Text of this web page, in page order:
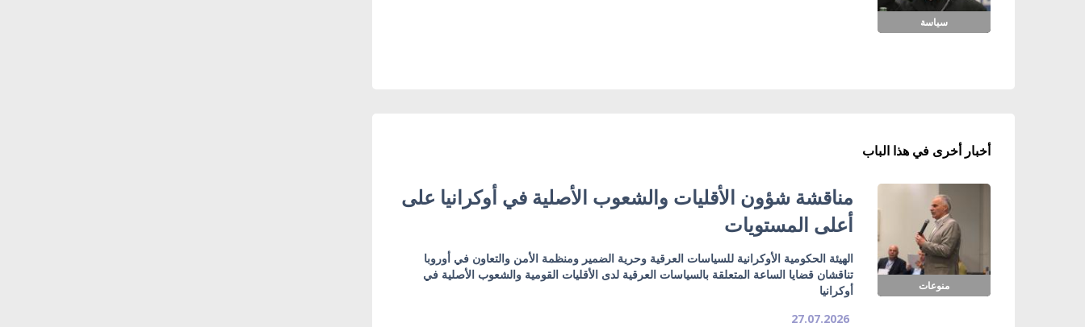
سياسة
أخبار أخرى في هذا الباب
منوعات
مناقشة شؤون الأقليات والشعوب الأصلية في أوكرانيا على
أعلى المستويات
الهيئة الحكومية الأوكرانية للسياسات العرقية وحرية الضمير ومنظمة الأمن والتعاون في أوروبا
تناقشان قضايا الساعة المتعلقة بالسياسات العرقية لدى الأقليات القومية والشعوب الأصلية في
أوكرانيا
27.07.2026